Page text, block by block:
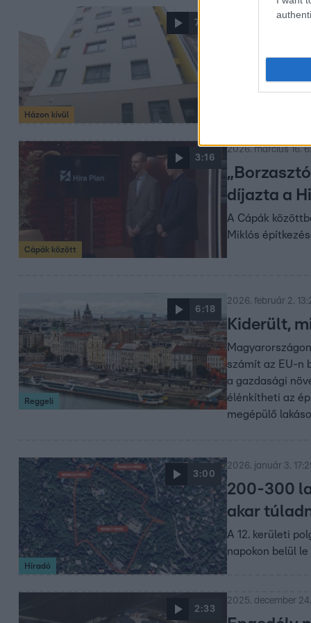
7:20
Házon kívül
2026. március 16.
családok
Évek óta fizetik
3:16
Cápák között
2026. március 16.
díjazta a
A Cápák
Miklós
6:18
Reggeli
2026. február 2.
Kiderült,
számít az EU-n
a gazdasági
élénkítheti az
megépülő
3:00
Híradó
2026. január 3.
200-300
akar
A 12. kerületi
napokon belül
2:33
2025. december